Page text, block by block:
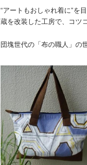
“アートもおしゃれ着に”を
蔵を改装した工房で、コツ
団塊世代の「布の職人」の